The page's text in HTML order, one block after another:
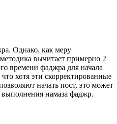
Однако, как меру
вычитает примерно 2
времени фаджра для начала
хотя эти скорректированные
начать пост, это может
намаза фаджр.